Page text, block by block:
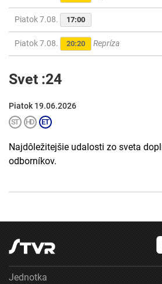
Piatok 7.08. 17:00
Piatok 7.08. 20:20 Repríza
Svet :24
Piatok 19.06.2026
Najdôležitejšie udalosti zo sveta
odborníkov.
Jednotka